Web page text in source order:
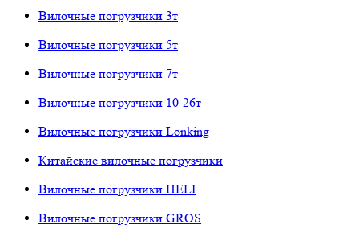
Вилочные погрузчики 3т
Вилочные погрузчики 5т
Вилочные погрузчики 7т
Вилочные погрузчики 10-26т
Вилочные погрузчики Lonking
Китайские вилочные погрузчики
Вилочные погрузчики HELI
Вилочные погрузчики GROS